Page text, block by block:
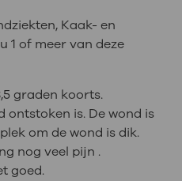
Kaak- en
1 of meer van deze
graden koorts.
ontstoken is. De wond is
om de wond is dik.
nog veel pijn .
goed.